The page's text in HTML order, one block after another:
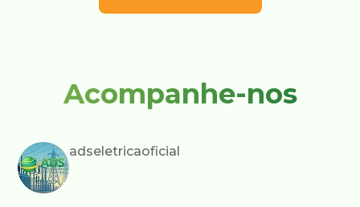
Acompanhe-nos
adseletricaoficial